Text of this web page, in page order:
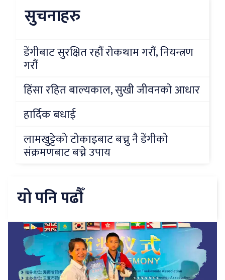
सुचनाहरु
डेंगीबाट सुरक्षित रहौं रोकथाम गरौं, नियन्त्रण
गरौं
हिंसा रहित बाल्यकाल, सुखी जीवनको आधार
हार्दिक बधाई
लामखुट्टेको टोकाइबाट बच्नु नै डेंगीको
संक्रमणबाट बच्ने उपाय
यो पनि पढौँ